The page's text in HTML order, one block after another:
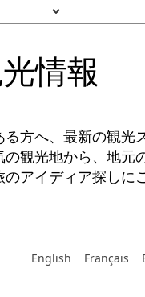
情報
方へ、最新の観光
の観光地から、地
アイディア探しに
English Français